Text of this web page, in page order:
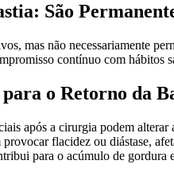
São
mas não necessariamente
contínuo com hábitos
o Retorno da
após a cirurgia podem
flacidez ou diástase,
para o acúmulo de gordura